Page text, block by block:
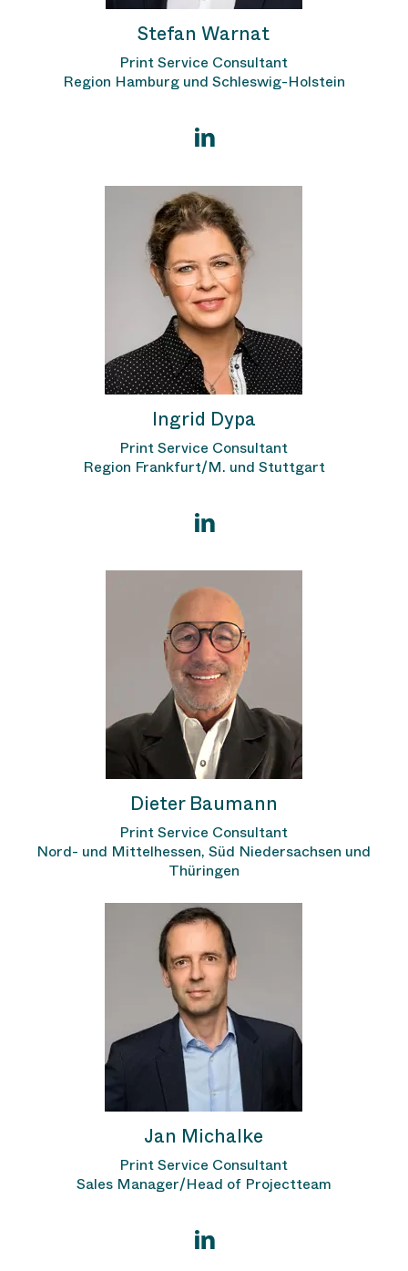
Stefan Warnat
Print Service Consultant
Region Hamburg und Schleswig-Holstein
Ingrid Dypa
Print Service Consultant
Region Frankfurt/M. und Stuttgart
Dieter Baumann
Print Service Consultant
Nord- und Mittelhessen, Süd Niedersachsen und
Thüringen
Jan Michalke
Print Service Consultant
Sales Manager/Head of Projectteam